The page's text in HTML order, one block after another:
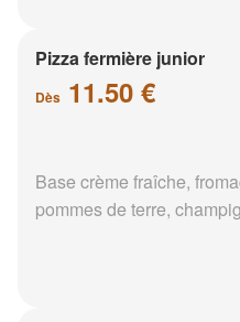
Pizza fermière junior
Dès 11.50 €
Base crème fraîche,
pommes de terre,